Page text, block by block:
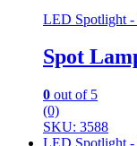
LED Spotlight
Spot
0 out of 5
(0)
SKU: 3588